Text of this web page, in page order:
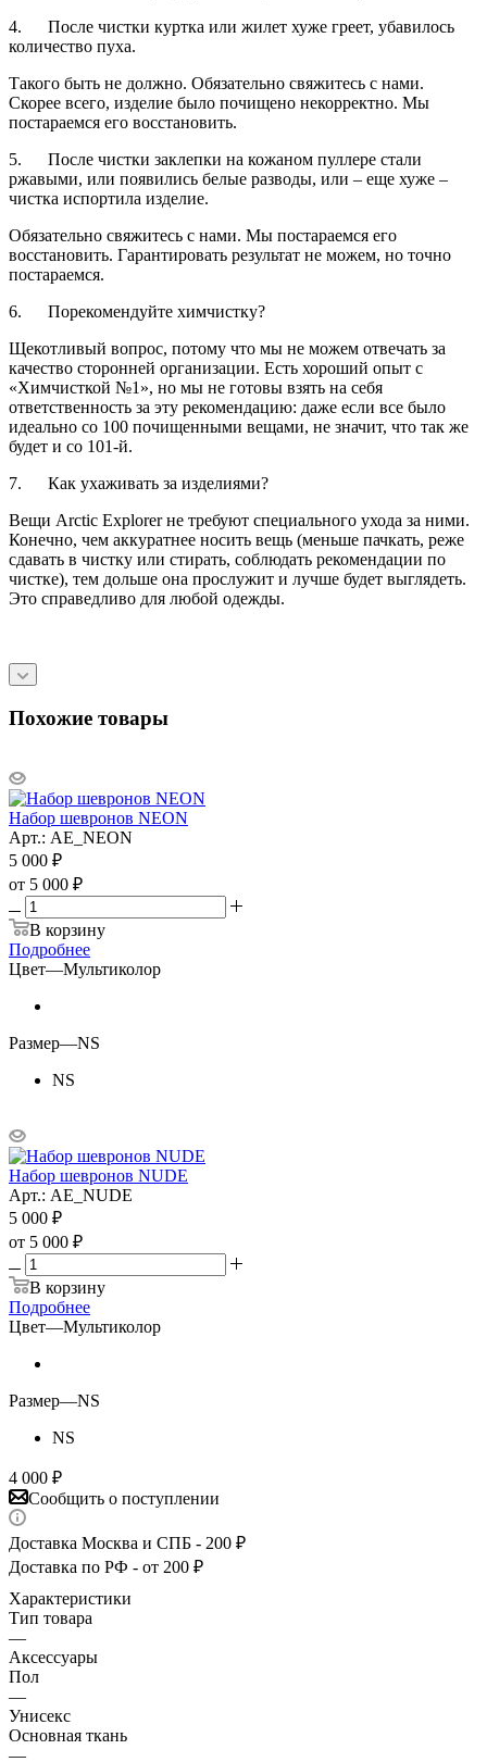
4. После чистки куртка или жилет хуже греет, убавилось
количество пуха.
Такого быть не должно. Обязательно свяжитесь с нами.
Скорее всего, изделие было почищено некорректно. Мы
постараемся его восстановить.
5. После чистки заклепки на кожаном пуллере стали
ржавыми, или появились белые разводы, или – еще хуже –
чистка испортила изделие.
Обязательно свяжитесь с нами. Мы постараемся его
восстановить. Гарантировать результат не можем, но точно
постараемся.
6. Порекомендуйте химчистку?
Щекотливый вопрос, потому что мы не можем отвечать за
качество сторонней организации. Есть хороший опыт с
«Химчисткой №1», но мы не готовы взять на себя
ответственность за эту рекомендацию: даже если все было
идеально со 100 почищенными вещами, не значит, что так же
будет и со 101-й.
7. Как ухаживать за изделиями?
Вещи Arctic Explorer не требуют специального ухода за ними.
Конечно, чем аккуратнее носить вещь (меньше пачкать, реже
сдавать в чистку или стирать, соблюдать рекомендации по
чистке), тем дольше она прослужит и лучше будет выглядеть.
Это справедливо для любой одежды.
Похожие товары
Набор шевронов NEON
Арт.: AE_NEON
5 000 ₽
от 5 000 ₽
В корзину
Подробнее
Цвет—Мультиколор
Размер—NS
NS
Набор шевронов NUDE
Арт.: AE_NUDE
5 000 ₽
от 5 000 ₽
В корзину
Подробнее
Цвет—Мультиколор
Размер—NS
NS
4 000 ₽
Сообщить о поступлении
Доставка Москва и СПБ - 200 ₽
Доставка по РФ - от 200 ₽
Характеристики
Тип товара
—
Аксессуары
Пол
—
Унисекс
Основная ткань
—